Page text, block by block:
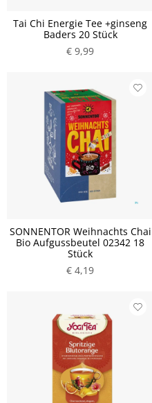
Tai Chi Energie Tee +ginseng
Baders 20 Stück
€ 9,99
SONNENTOR Weihnachts Chai
Bio Aufgussbeutel 02342 18
Stück
€ 4,19